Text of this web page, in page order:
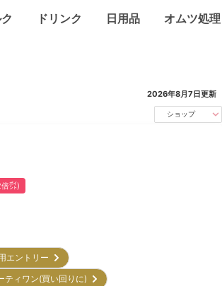
ドリンク 日用品 オムツ処理
2026年8月7日更新
ショップ
㌽)
エントリー
ティワン(買い回りに)